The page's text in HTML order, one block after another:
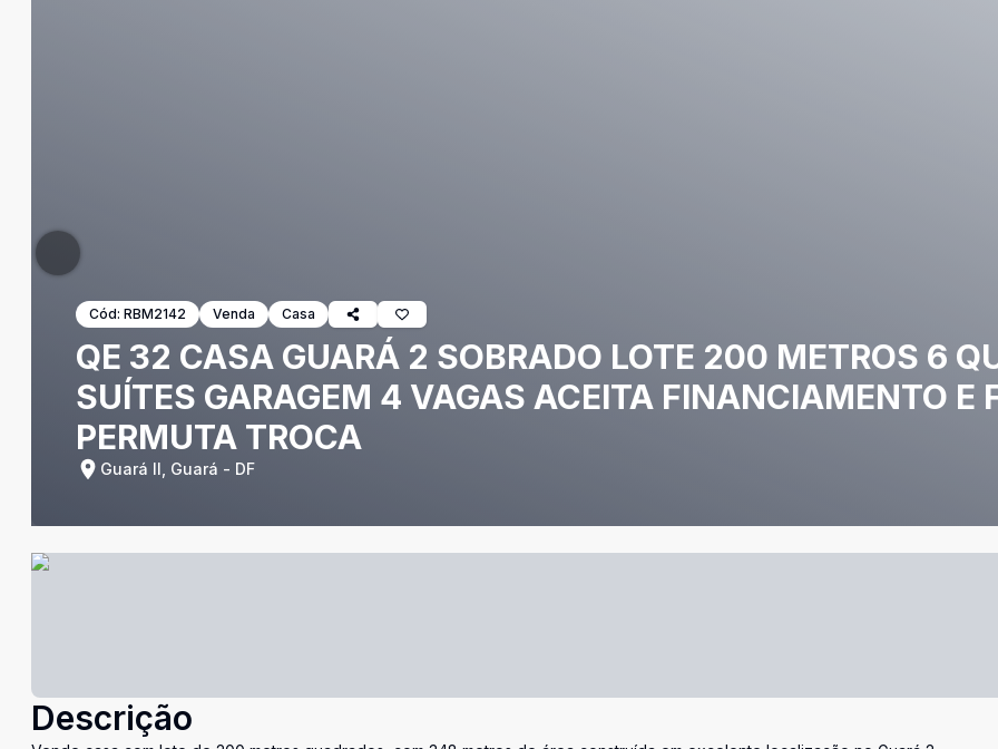
Cód: RBM2142 Venda Casa
QE 32 CASA GUARÁ 2 SOBRADO LOTE 200 METROS 6
SUÍTES GARAGEM 4 VAGAS ACEITA FINANCIAMENTO E
PERMUTA TROCA
Guará II, Guará - DF
Descrição